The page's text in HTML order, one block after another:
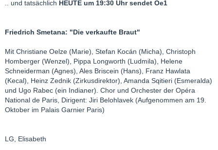
.. und tatsächlich HEUTE um 19:30 Uhr sendet Oe1
Friedrich Smetana: "Die verkaufte Braut"
Mit Christiane Oelze (Marie), Stefan Kocán (Micha), Christoph
Homberger (Wenzel), Pippa Longworth (Ludmila), Helene
Schneiderman (Agnes), Ales Briscein (Hans), Franz Hawlata
(Kecal), Heinz Zednik (Zirkusdirektor), Amanda Sqitieri (Esmeralda)
und Ugo Rabec (ein Indianer). Chor und Orchester der Opéra
National de Paris, Dirigent: Jiri Belohlavek (Aufgenommen am 19.
Oktober im Palais Garnier Paris)
LG, Elisabeth